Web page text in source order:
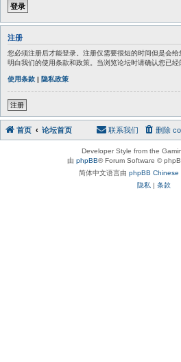
注册
您必须注册后才能登录。注册仅需要很短的时间但是会
明白我们的使用条款和政策。当浏览论坛时请确认您已经
使用条款 | 隐私政策
注册
首页 论坛首页 删除
联系我们
Developer Style from the
由 phpBB® Forum Software ©
简体中文语言由 phpBB Chinese
隐私 | 条款